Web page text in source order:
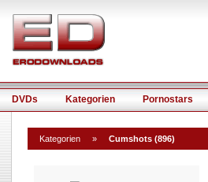
DVDs Kategorien Pornostars
Kategorien » Cumshots (896)